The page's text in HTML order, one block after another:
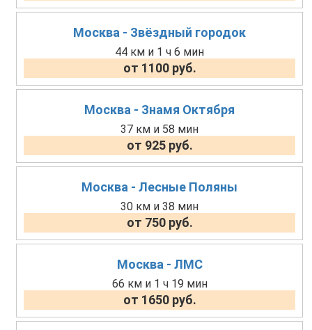
Москва - Звёздный городок
44 км и 1 ч 6 мин
от 1100 руб.
Москва - Знамя Октября
37 км и 58 мин
от 925 руб.
Москва - Лесные Поляны
30 км и 38 мин
от 750 руб.
Москва - ЛМС
66 км и 1 ч 19 мин
от 1650 руб.